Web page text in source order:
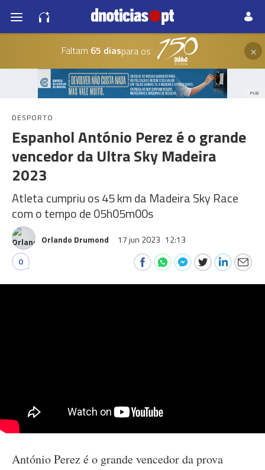
Faltam 65 diaspara os ×
PUB
DESPORTO
Espanhol António Perez é o grande
vencedor da Ultra Sky Madeira
2023
Atleta cumpriu os 45 km da Madeira Sky Race
com o tempo de 05h05m00s
Orlando Drumond 17 jun 2023 12:13
0
António Perez é o grande vencedor da prova